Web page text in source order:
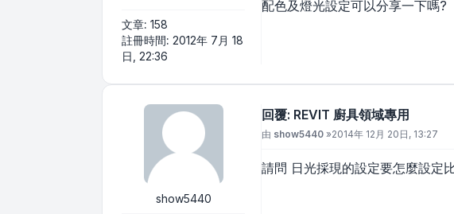
文章: 158
註冊時間: 2012年 7月 18
日, 22:36
配色及燈光設定可以分享一下嗎?
show5440
回覆: REVIT 廚具領域專用
文章
由 show5440 »2014年 12月 20日, 13:27
請問 日光採現的設定要怎麼設定